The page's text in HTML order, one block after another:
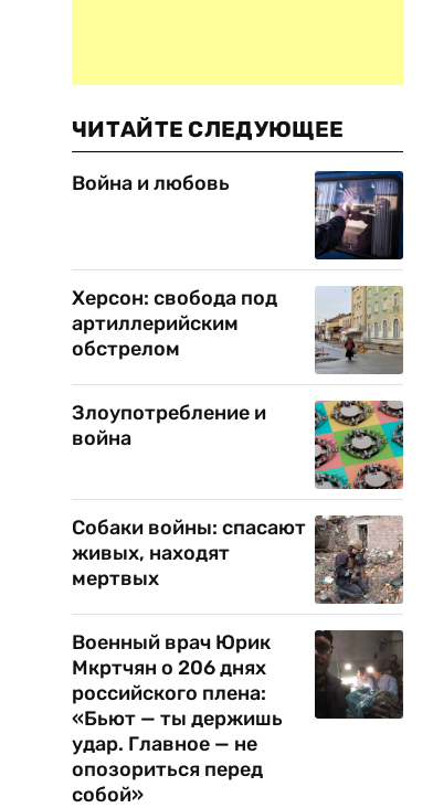
ЧИТАЙТЕ СЛЕДУЮЩЕЕ
Война и любовь
Херсон: свобода под
артиллерийским
обстрелом
Злоупотребление и
война
Собаки войны: спасают
живых, находят
мертвых
Военный врач Юрик
Мкртчян о 206 днях
российского плена:
«Бьют — ты держишь
удар. Главное — не
опозориться перед
собой»